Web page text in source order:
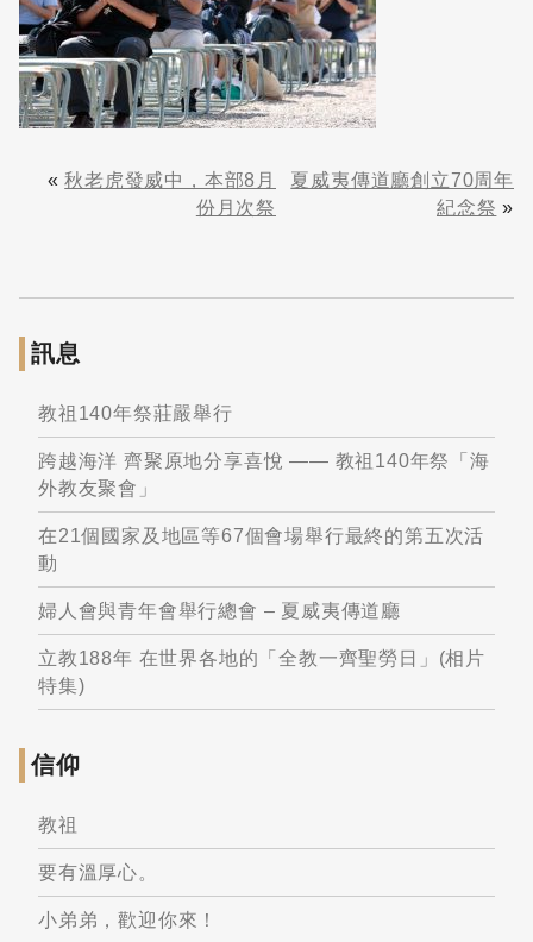
«秋老虎發威中，本部8月
份月次祭
夏威夷傳道廳創立70周年
紀念祭 »
訊息
教祖140年祭莊嚴舉行
跨越海洋 齊聚原地分享喜悅 —— 教祖140年祭「海
外教友聚會」
在21個國家及地區等67個會場舉行最終的第五次活
動
婦人會與青年會舉行總會 – 夏威夷傳道廳
立教188年 在世界各地的「全教一齊聖勞日」(相片
特集)
信仰
教祖
要有溫厚心。
小弟弟，歡迎你來！